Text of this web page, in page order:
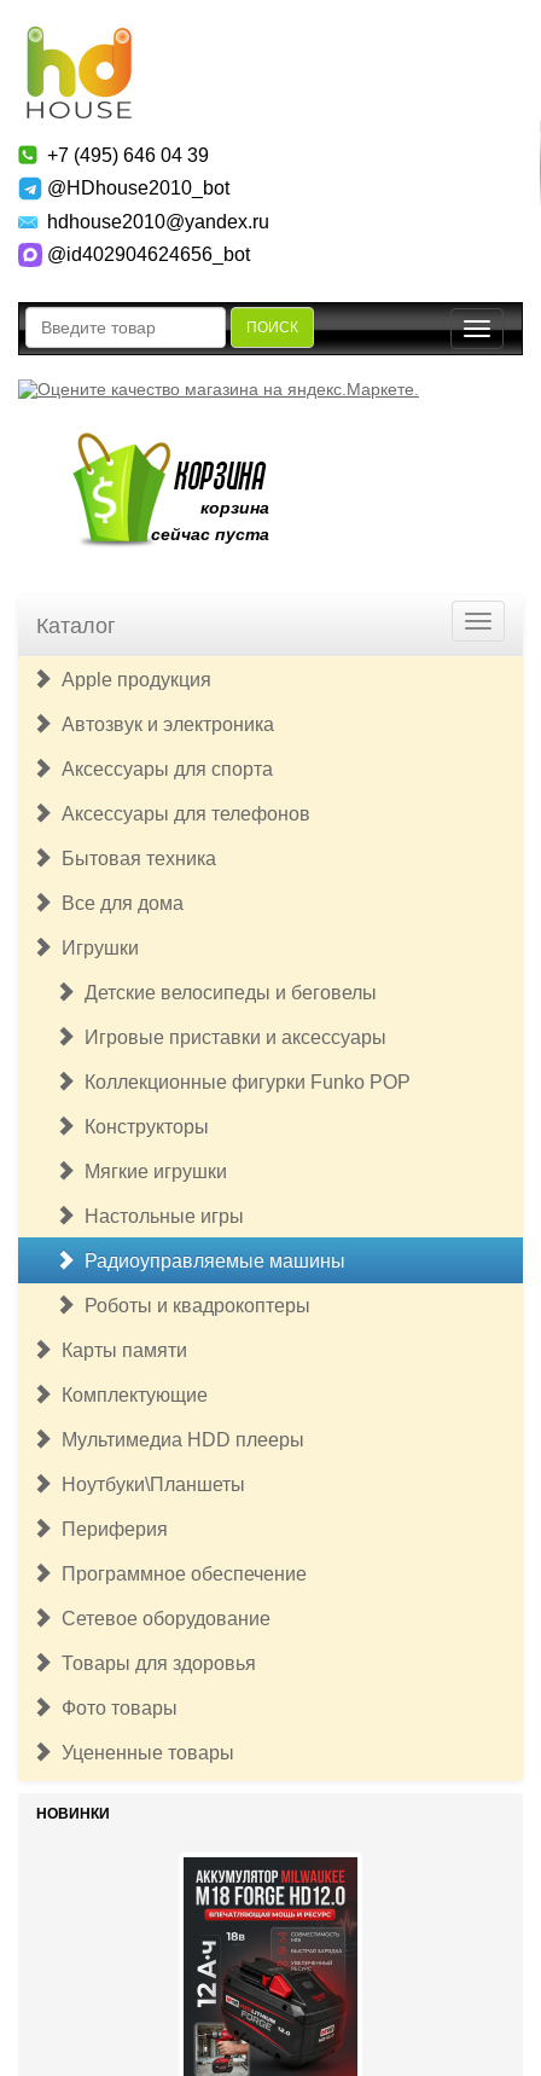
+7 (495) 646 04 39
@HDhouse2010_bot
hdhouse2010@yandex.ru
@id402904624656_bot
ПОИСК
Toggle
корзина
сейчас пуста
Каталог
Apple продукция
Автозвук и электроника
Аксессуары для спорта
Аксессуары для телефонов
Бытовая техника
Все для дома
Игрушки
Детские велосипеды и беговелы
Игровые приставки и аксессуары
Коллекционные фигурки Funko POP
Конструкторы
Мягкие игрушки
Настольные игры
Радиоуправляемые машины
Роботы и квадрокоптеры
Карты памяти
Комплектующие
Мультимедиа HDD плееры
Ноутбуки\Планшеты
Периферия
Программное обеспечение
Сетевое оборудование
Товары для здоровья
Фото товары
Уцененные товары
НОВИНКИ